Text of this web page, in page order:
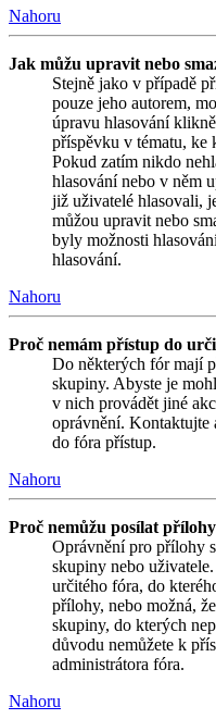
Nahoru
Jak můžu upravit nebo
Stejně jako v případě
pouze jeho autorem,
úpravu hlasování
příspěvku v tématu, ke
Pokud zatím nikdo
hlasování nebo v něm
již uživatelé hlasovali,
můžou upravit nebo
byly možnosti
hlasování.
Nahoru
Proč nemám přístup do
Do některých fór mají
skupiny. Abyste je
v nich provádět jiné
oprávnění. Kontaktujte
do fóra přístup.
Nahoru
Proč nemůžu posílat
Oprávnění pro přílohy
skupiny nebo
určitého fóra, do
přílohy, nebo možná,
skupiny, do kterých
důvodu nemůžete k
administrátora fóra.
Nahoru